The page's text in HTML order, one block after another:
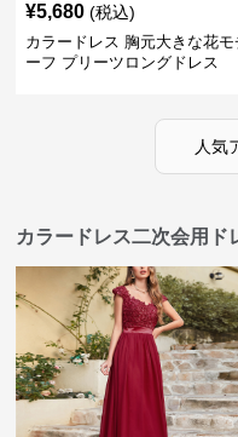
¥5,680 (税込)
カラードレス 胸元大きな花モ
ーフ プリーツロングドレス
人気
カラードレス二次会用ド